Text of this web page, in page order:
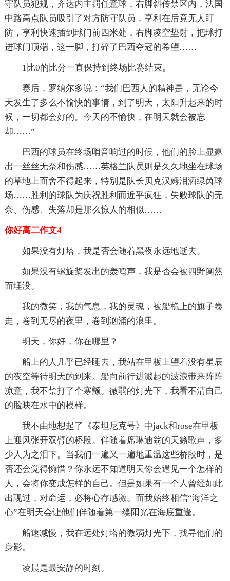
守队员犯规，齐达内主罚任意球，右脚斜传禁区内，法国
中路高点队员吸引了对方防守队员，亨利在后竟无人盯
防，亨利快速插到球门前四米处，右脚凌空垫射，把球打
进球门顶端，这一脚，打碎了巴西夺冠的希望……
1比0的比分一直保持到终场比赛结束。
赛后，罗纳尔多说：“我们巴西人的精神是，无论今
天发生了多么不愉快的事情，到了明天，太阳升起来的时
候，一切都会好的。今天的不愉快，在明天就会被忘
却……”
巴西的球员在终场哨音响过的时候，他们的脸上显露
出一丝丝无奈和伤感……英格兰队员则是久久地坐在球场
的草地上而舍不得起来，特别是队长贝克汉姆泪洒绿茵球
场……胜利的球队为庆祝胜利而近乎疯狂，失败球队的无
奈、伤感、失落却是那么惊人的相似……
你好高二作文4
如果没有灯塔，我是否会随着黑夜永远地逝去。
如果没有螺旋桨发出的轰鸣声，我是否会被四野阒然
而埋没。
我的微笑，我的气息，我的灵魂，被船桅上的旗子卷
走，卷到无尽的夜里，卷到汹涌的浪里。
明天，你好，你在哪里？
船上的人几乎已经睡去，我站在甲板上望着没有星辰
的夜空等待明天的到来。船向前行进溅起的波浪带来阵阵
凉意，我不禁打了个寒颤。微弱的灯光下，我看不清自己
的脸映在水中的模样。
我不由地想起了《泰坦尼克号》中jack和rose在甲板
上迎风张开双臂的桥段。伴随着席琳迪翁的天籁歌声，多
少人为之泪下。当我们一遍又一遍地重温这些桥段时，是
否还会觉得惋惜？你永远不知道明天你会遇见一个怎样的
人，会将你变成怎样的自己。但是如果有一个人曾经如此
出现过，对命运，必将心存感激。而我始终相信“海洋之
心”在明天会让他们伴随着第一缕阳光在海底重逢。
船速减慢，我在远处灯塔的微弱灯光下，找寻他们的
身影。
凌晨是最安静的时刻。